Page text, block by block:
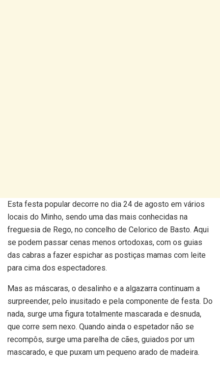
Esta festa popular decorre no dia 24 de agosto em vários
locais do Minho, sendo uma das mais conhecidas na
freguesia de Rego, no concelho de Celorico de Basto. Aqui
se podem passar cenas menos ortodoxas, com os guias
das cabras a fazer espichar as postiças mamas com leite
para cima dos espectadores.
Mas as máscaras, o desalinho e a algazarra continuam a
surpreender, pelo inusitado e pela componente de festa. Do
nada, surge uma figura totalmente mascarada e desnuda,
que corre sem nexo. Quando ainda o espetador não se
recompôs, surge uma parelha de cães, guiados por um
mascarado, e que puxam um pequeno arado de madeira.